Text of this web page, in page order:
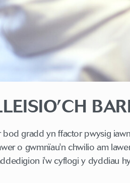
bod gradd yn ffactor pwysig
o gwmnïau'n chwilio am
i'w cyflogi y dyddiau